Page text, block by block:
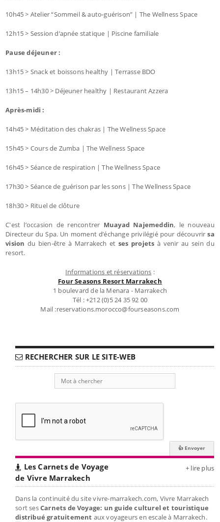
10h45 > Atelier “Sommeil & auto-guérison” | The Wellness Space
12h15 > Session d’apnée statique | Piscine familiale
Pause déjeuner :
13h15 > Snack et boissons healthy | Terrasse BDO
13h15 – 14h30 > Déjeuner healthy | Restaurant Azzera
Après-midi :
14h45 > Méditation des chakras | The Wellness Space
15h45 > Cours de Zumba | The Wellness Space
16h45 > Séance de respiration | The Wellness Space
17h30 > Séance de guérison par les sons | The Wellness Space
18h30 > Rituel de clôture
C'est l’occasion de rencontrer Muayad Najemeddin, le nouveau
Directeur du Spa. Un moment d’échange privilégié pour découvrirsa
vision du bien-être à Marrakech et ses projets à venir au sein du
resort.
Informations et réservations :
Four Seasons Resort Marrakech
1 boulevard de la Menara - Marrakech
Tél : +212 (0)5 24 35 92 00
Mail :reservations.morocco@fourseasons.com
RECHERCHER SUR LE SITE-WEB
Les Carnets de Voyage
de Vivre Marrakech
+ lire plus
Dans la continuité du site vivre-marrakech.com, Vivre Marrakech
sort sesCarnets de Voyage: un guide culturel et touristique
distribué gratuitement aux voyageurs en escale à Marrakech.